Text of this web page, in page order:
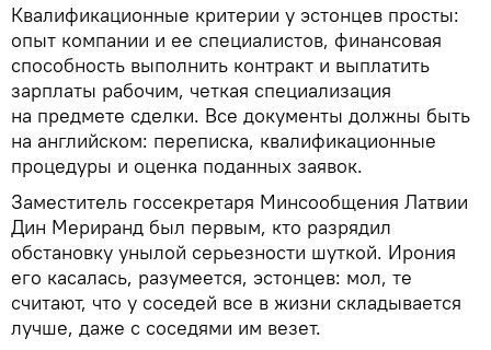
Квалификационные критерии у эстонцев просты:
опыт компании и ее специалистов, финансовая
способность выполнить контракт и выплатить
зарплаты рабочим, четкая специализация
на предмете сделки. Все документы должны быть
на английском: переписка, квалификационные
процедуры и оценка поданных заявок.
Заместитель госсекретаря Минсообщения Латвии
Дин Мериранд был первым, кто разрядил
обстановку унылой серьезности шуткой. Ирония
его касалась, разумеется, эстонцев: мол, те
считают, что у соседей все в жизни складывается
лучше, даже с соседями им везет.